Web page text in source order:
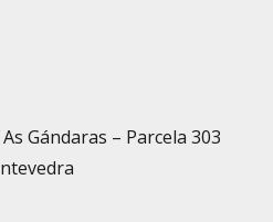
Gándaras – Parcela 303